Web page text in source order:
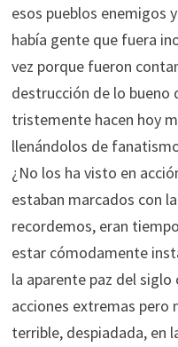
esos pueblos enemigos
había gente que fuera
vez porque fueron
destrucción de lo bueno
tristemente hacen hoy
llenándolos de
¿No los ha visto en
estaban marcados con
recordemos, eran
estar cómodamente
la aparente paz del siglo
acciones extremas pero
terrible, despiadada, en